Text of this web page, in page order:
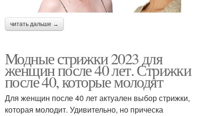
читать дальше →
Модные стрижки 2023 для
женщин после 40 лет. Стрижки
после 40, которые молодят
Для женщин после 40 лет актуален выбор стрижки,
которая молодит. Удивительно, но прическа